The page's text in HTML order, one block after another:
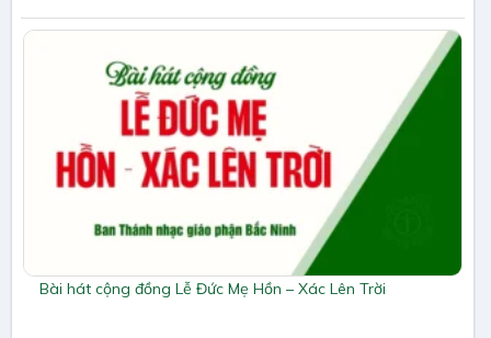
Bài hát cộng đồng Lễ Đức Mẹ Hồn – Xác Lên Trời